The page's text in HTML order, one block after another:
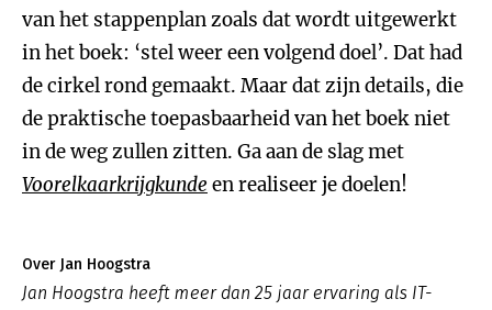
van het stappenplan zoals dat wordt uitgewerkt
in het boek: ‘stel weer een volgend doel’. Dat had
de cirkel rond gemaakt. Maar dat zijn details, die
de praktische toepasbaarheid van het boek niet
in de weg zullen zitten. Ga aan de slag met
Voorelkaarkrijgkunde en realiseer je doelen!
Over Jan Hoogstra
Jan Hoogstra heeft meer dan 25 jaar ervaring als IT-